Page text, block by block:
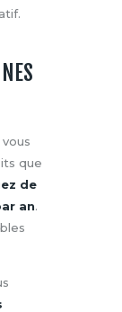
que
de
an.